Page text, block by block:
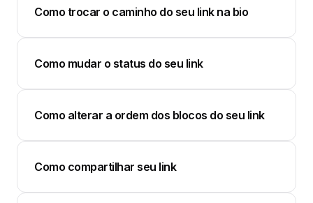
Como trocar o caminho do seu link na bio
Como mudar o status do seu link
Como alterar a ordem dos blocos do seu link
Como compartilhar seu link